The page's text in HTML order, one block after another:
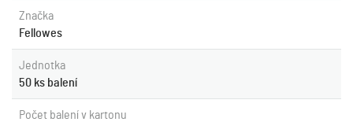
Značka
Fellowes
Jednotka
50 ks balení
Počet balení v kartonu